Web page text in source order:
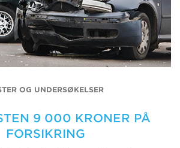
OG UNDERSØKELSER
9 000 KRONER PÅ
FORSIKRING